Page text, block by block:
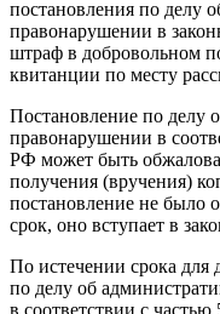
постановления по делу
правонарушении в
штраф в добровольном
квитанции по месту
Постановление по делу
правонарушении в
РФ может быть
получения (вручения)
постановление не было
срок, оно вступает в
По истечении срока для
по делу об
в соответствии с